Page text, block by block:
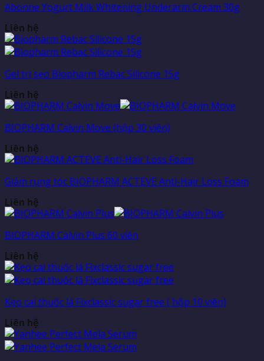
Abonne Yogurt Milk Whitening Underarm Cream 30g
Liên hệ
Gel trị sẹo Biopharm Rebac Silicone 15g
Liên hệ
BIOPHARM Calvin Move (hộp 30 viên)
Liên hệ
Giảm rụng tóc BIOPHARM ACTEVE Anti-Hair Loss Foam
Liên hệ
BIOPHARM Calvin Plus 60 viên
Liên hệ
Kẹo cai thuốc lá Fixclassic sugar free ( hộp 10 viên)
Liên hệ